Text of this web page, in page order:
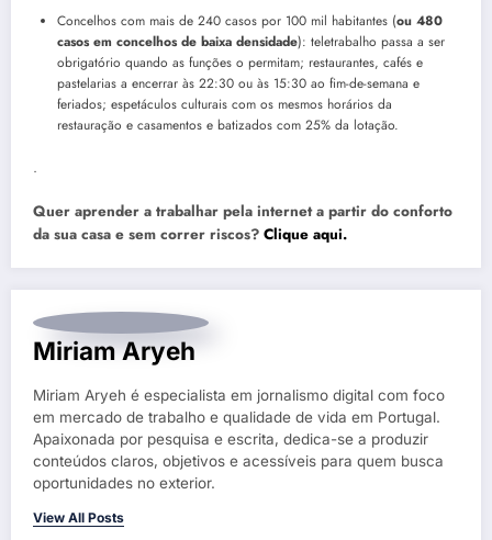
Concelhos com mais de 240 casos por 100 mil habitantes (ou 480
casos em concelhos de baixa densidade): teletrabalho passa a ser
obrigatório quando as funções o permitam; restaurantes, cafés e
pastelarias a encerrar às 22:30 ou às 15:30 ao fim-de-semana e
feriados; espetáculos culturais com os mesmos horários da
restauração e casamentos e batizados com 25% da lotação.
.
Quer aprender a trabalhar pela internet a partir do conforto
da sua casa e sem correr riscos? Clique aqui.
Miriam Aryeh
Miriam Aryeh é especialista em jornalismo digital com foco
em mercado de trabalho e qualidade de vida em Portugal.
Apaixonada por pesquisa e escrita, dedica-se a produzir
conteúdos claros, objetivos e acessíveis para quem busca
oportunidades no exterior.
View All Posts